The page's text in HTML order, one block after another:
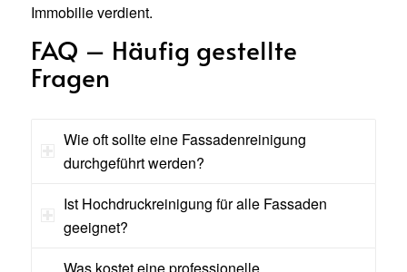
Immobilie verdient.
FAQ – Häufig gestellte
Fragen
Wie oft sollte eine Fassadenreinigung
durchgeführt werden?
Ist Hochdruckreinigung für alle Fassaden
geeignet?